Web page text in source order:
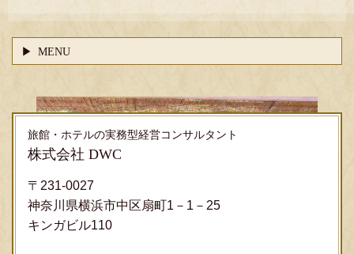
MENU
旅館・ホテルの実務型経営コンサルタント
株式会社 DWC
〒231-0027
神奈川県横浜市中区扇町1－1－25
キンガビル110